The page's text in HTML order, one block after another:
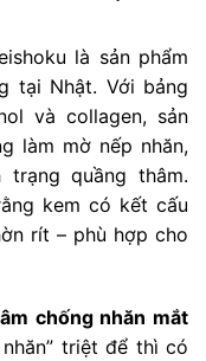
là sản phẩm
tại Nhật. Với bảng
và collagen, sản
làm mờ nếp nhăn,
quầng thâm.
kem có kết cấu
rít – phù hợp cho
chống nhăn mắt
triệt để thì có